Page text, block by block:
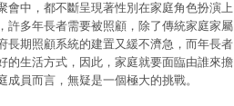
會中，都不斷呈現著性別在家庭角色扮演上
許多年長者需要被照顧，除了傳統家庭家屬
長期照顧系統的建置又緩不濟急，而年長者
的生活方式，因此，家庭就要面臨由誰來擔
員而言，無疑是一個極大的挑戰。